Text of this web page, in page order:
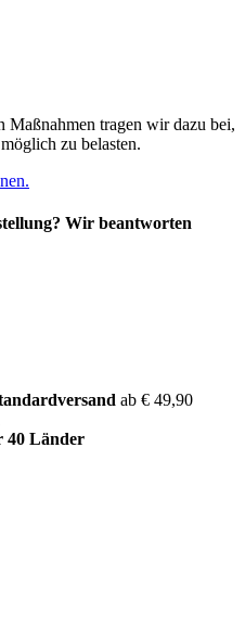
tragen wir dazu bei,
zu belasten.
Wir beantworten
ab € 49,90
40 Länder